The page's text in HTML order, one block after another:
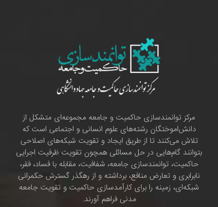
مرکز توانمندسازی حاکمیت و جامعه مجموعه‌ای متشکل از
دانش‌اموختگان رشته‌های علوم انسانی و اجتماعی است که
تلاش می‌کنند تا از طریق ایجاد و تقویت شبکه‌های اصلاحی
بتوانند گام‌هایی در حل مسائلی همچون تقویت ظرفیت اجرایی
حاکمیت، توانمندسازی جامعه، شفافیت، مقابله با فساد، فقر،
نابرابری و تعارض منافع، برداشته و از رهگذر گسترش حکمرانی
شبکه‌ای، زمینه را برای کارآمدسازی حاکمیت و تقویت جامعه
مدنی فراهم آورند.